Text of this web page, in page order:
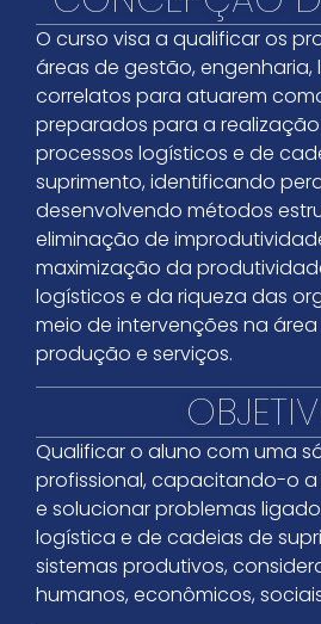
O curso visa a qualificar os
áreas de gestão, engenharia,
correlatos para atuarem
preparados para a
processos logísticos e de
suprimento, identificando
desenvolvendo métodos
eliminação de
maximização da
logísticos e da riqueza das
meio de intervenções na
produção e serviços.
Qualificar o aluno com uma
profissional, capacitando-o a
e solucionar problemas
logística e de cadeias de
sistemas produtivos,
humanos, econômicos,